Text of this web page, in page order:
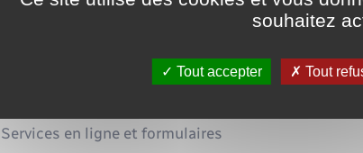
Services en ligne et formulaires
souhaitez
Tout accepter Tout